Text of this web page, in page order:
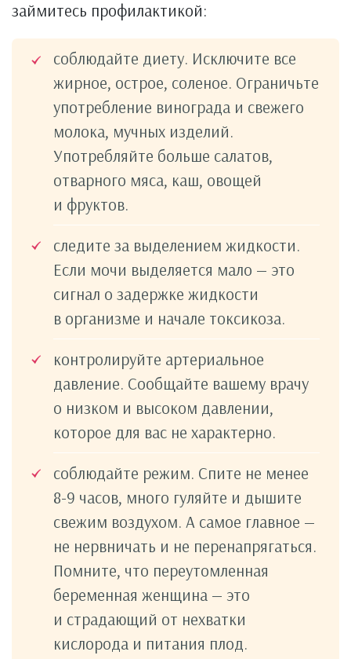
займитесь профилактикой:
соблюдайте диету. Исключите все
жирное, острое, соленое. Ограничьте
употребление винограда и свежего
молока, мучных изделий.
Употребляйте больше салатов,
отварного мяса, каш, овощей
и фруктов.
следите за выделением жидкости.
Если мочи выделяется мало — это
сигнал о задержке жидкости
в организме и начале токсикоза.
контролируйте артериальное
давление. Сообщайте вашему врачу
о низком и высоком давлении,
которое для вас не характерно.
соблюдайте режим. Спите не менее
8-9 часов, много гуляйте и дышите
свежим воздухом. А самое главное —
не нервничать и не перенапрягаться.
Помните, что переутомленная
беременная женщина — это
и страдающий от нехватки
кислорода и питания плод.